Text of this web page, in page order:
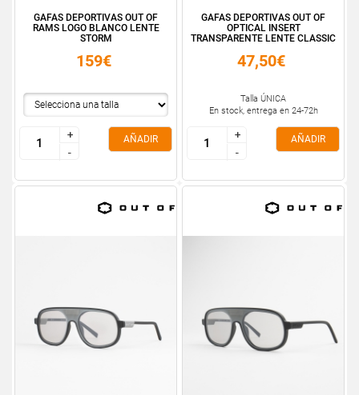
GAFAS DEPORTIVAS OUT OF
RAMS LOGO BLANCO LENTE
STORM
159€
+
-
+
-
AÑADIR
GAFAS DEPORTIVAS OUT OF
OPTICAL INSERT
TRANSPARENTE LENTE CLASSIC
47,50€
Talla ÚNICA
En stock, entrega en 24-72h
+
-
+
-
AÑADIR